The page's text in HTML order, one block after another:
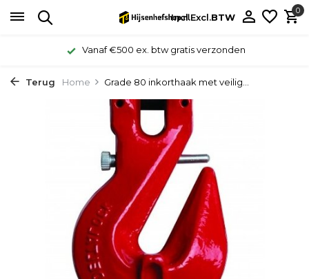
Incl.Excl.BTW
0
Vanaf €500 ex. btw gratis verzonden
Terug Home Grade 80 inkorthaak met veilig...